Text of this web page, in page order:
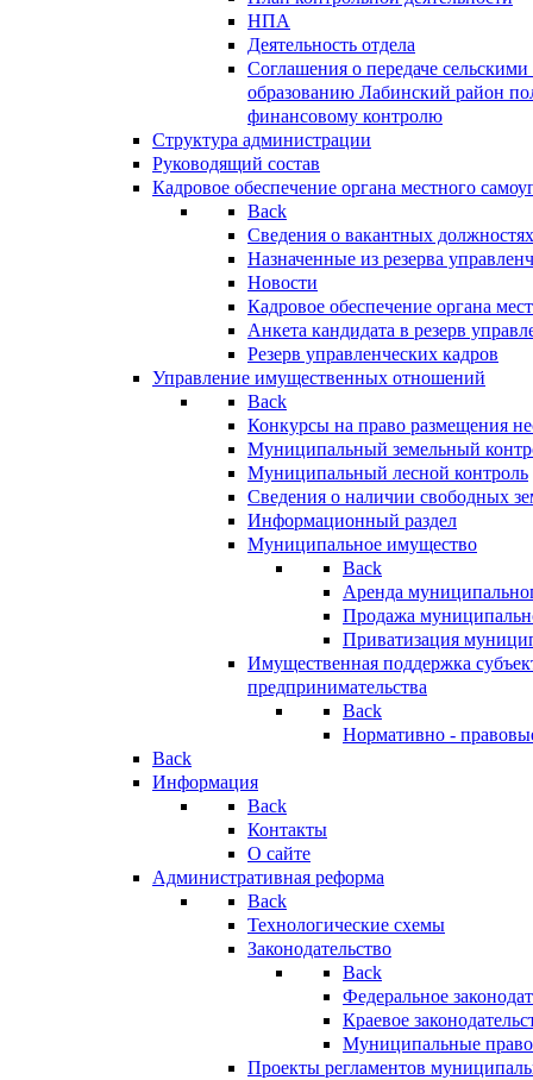
НПА
Деятельность отдела
Соглашения о передаче
образованию Лабинский район
финансовому контролю
Структура администрации
Руководящий состав
Кадровое обеспечение органа местного
Back
Сведения о вакантных
Назначенные из резерва
Новости
Кадровое обеспечение органа
Анкета кандидата в резерв
Резерв управленческих кадров
Управление имущественных отношений
Back
Конкурсы на право размещения
Муниципальный земельный
Муниципальный лесной контроль
Сведения о наличии свободных
Информационный раздел
Муниципальное имущество
Back
Аренда
Продажа
Приватизация
Имущественная поддержка
предпринимательства
Back
Нормативно -
Back
Информация
Back
Контакты
О сайте
Административная реформа
Back
Технологические схемы
Законодательство
Back
Федеральное
Краевое
Муниципальные
Проекты регламентов